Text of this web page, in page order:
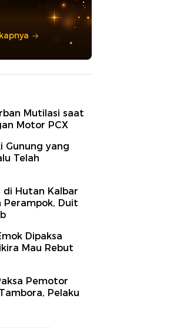
Mutilasi saat
Motor PCX
Gunung yang
Telah
di Hutan Kalbar
Perampok, Duit
Dipaksa
Mau Rebut
Pemotor
Pelaku